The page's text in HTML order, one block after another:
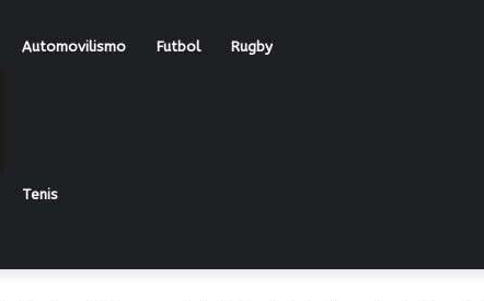
Automovilismo Futbol Rugby
Tenis